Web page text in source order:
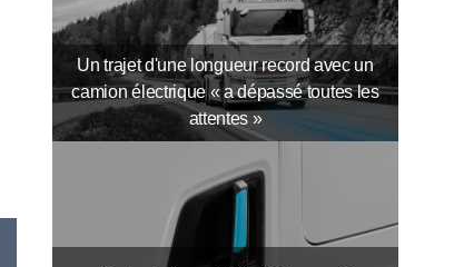
Un trajet d'une longueur record avec un
camion électrique « a dépassé toutes les
attentes »